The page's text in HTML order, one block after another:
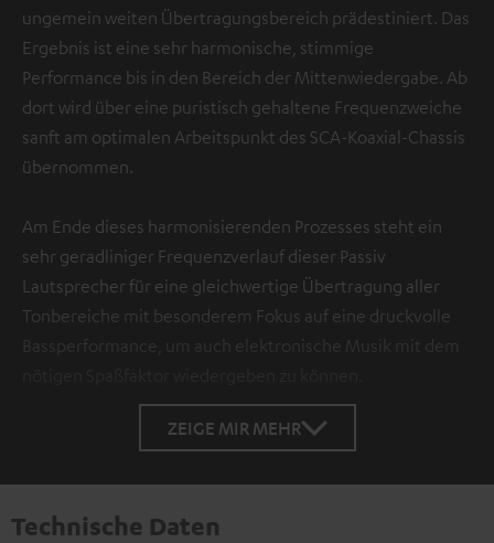
ungemein weiten Übertragungsbereich prädestiniert. Das
Ergebnis ist eine sehr harmonische, stimmige
Performance bis in den Bereich der Mittenwiedergabe. Ab
dort wird über eine puristisch gehaltene Frequenzweiche
sanft am optimalen Arbeitspunkt des SCA-Koaxial-Chassis
übernommen.
Am Ende dieses harmonisierenden Prozesses steht ein
sehr geradliniger Frequenzverlauf dieser Passiv
Lautsprecher für eine gleichwertige Übertragung aller
Tonbereiche mit besonderem Fokus auf eine druckvolle
Bassperformance, um auch elektronische Musik mit dem
ZEIGE MIR MEHR
Technische Daten